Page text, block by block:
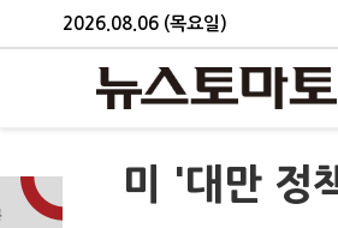
2026.08.06 (목요일)
미 '대만 정